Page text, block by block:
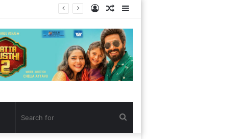
Sidebar
Random
Article
Log
In